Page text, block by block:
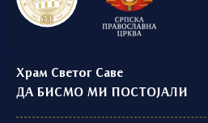
Храм Светог Саве
ДА БИСМО МИ ПОСТОЈАЛИ